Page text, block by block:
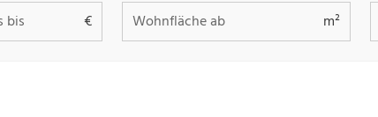
bis € Wohnfläche ab m²